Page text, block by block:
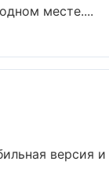
месте....
версия